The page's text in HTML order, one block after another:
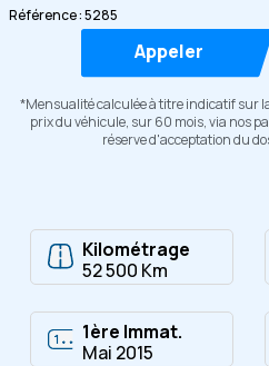
Référence : 5285
Appeler
*Mensualité calculée à titre indicatif sur
prix du véhicule, sur 60 mois, via nos
réserve d'acceptation du
Kilométrage
52 500 Km
1ère Immat.
Mai 2015